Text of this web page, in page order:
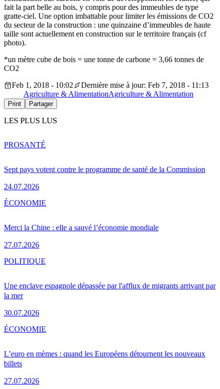
fait la part belle au bois, y compris pour des immeubles de type
gratte-ciel. Une option imbattable pour limiter les émissions de CO2
du secteur de la construction : une quinzaine d’immeubles de haute
taille sont actuellement en construction sur le territoire français (cf
photo).
*un mètre cube de bois = une tonne de carbone = 3,66 tonnes de
CO2
Feb 1, 2018 - 10:02
Dernière mise à jour: Feb 7, 2018 - 11:13
Agriculture & AlimentationAgriculture & Alimentation
Print Partager
LES PLUS LUS
Sept pays votent contre le programme de santé de la Commission
24.07.2026
PROSANTÉ
Merci la Chine : elle a sauvé l’économie mondiale
27.07.2026
ÉCONOMIE
Une enclave espagnole dépassée par l'afflux de migrants arrivant par
la mer
30.07.2026
POLITIQUE
L’euro en mèmes : quand les Européens détournent les nouveaux
billets
27.07.2026
ÉCONOMIE